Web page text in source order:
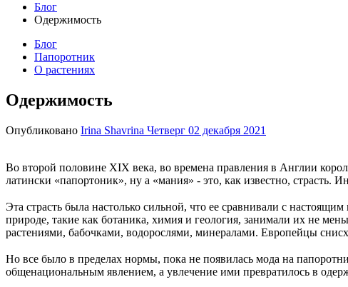
Блог
Одержимость
Блог
Папоротник
О растениях
Одержимость
Опубликовано Irina Shavrina Четверг 02 декабря 2021
Во второй половине XIX века, во времена правления в Англии
латински «папортоник», ну а «мания» - это, как известно, страсть.
Эта страсть была настолько сильной, что ее сравнивали с
природе, такие как ботаника, химия и геология, занимали их не
растениями, бабочками, водорослями, минералами. Европейцы
Но все было в пределах нормы, пока не появилась мода на
общенациональным явлением, а увлечение ими превратилось в